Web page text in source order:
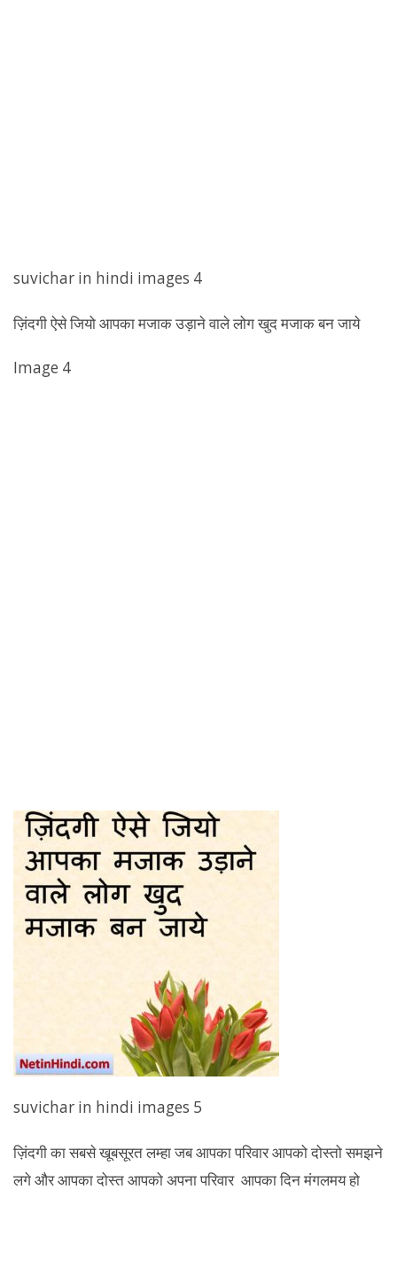
suvichar in hindi images 4
ज़िंदगी ऐसे जियो आपका मजाक उड़ाने वाले लोग खुद मजाक बन जाये
Image 4
suvichar in hindi images 5
ज़िंदगी का सबसे खूबसूरत लम्हा जब आपका परिवार आपको दोस्तो समझने
लगे और आपका दोस्त आपको अपना परिवार आपका दिन मंगलमय हो